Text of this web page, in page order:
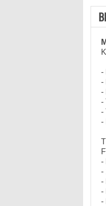
-
-
-
-
-
-
-
-
-
-
-